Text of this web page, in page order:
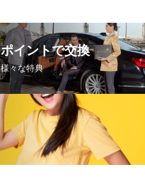
ポイントで交換
様々な特典